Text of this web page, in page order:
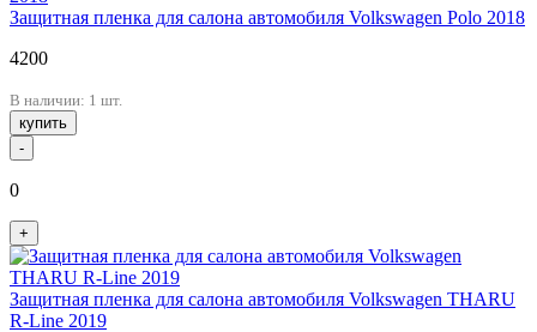
Защитная пленка для салона автомобиля Volkswagen Polo 2018
4200
В наличии: 1 шт.
купить
-
0
+
Защитная пленка для салона автомобиля Volkswagen THARU
R-Line 2019